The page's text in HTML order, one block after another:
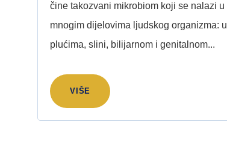
čine takozvani mikrobiom koji se nalazi u
mnogim dijelovima ljudskog organizma: u
plućima, slini, bilijarnom i genitalnom...
VIŠE